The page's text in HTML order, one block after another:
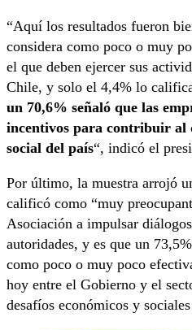
“Aquí los resultados fueron
considera como poco o muy
el que deben ejercer sus
Chile, y solo el 4,4% lo
un 70,6% señaló que las
incentivos para contribuir al
social del país“, indicó el
Por último, la muestra arrojó
calificó como “muy
Asociación a impulsar
autoridades, y es que un
como poco o muy poco
hoy entre el Gobierno y el
desafíos económicos y